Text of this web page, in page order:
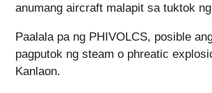
anumang aircraft malapit sa tuktok
Paalala pa ng PHIVOLCS, posible
pagputok ng steam o phreatic
Kanlaon.